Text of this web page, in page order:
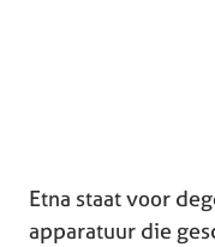
Etna staat voor
apparatuur die